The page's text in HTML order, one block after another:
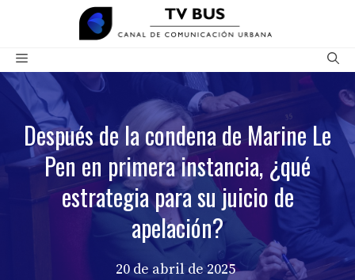
contenido
Menú
Después de la condena de Marine Le
Pen en primera instancia, ¿qué
estrategia para su juicio de
apelación?
20 de abril de 2025